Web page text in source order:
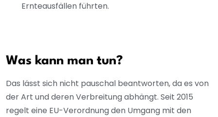
Ernteausfällen führten.
Was kann man tun?
Das lässt sich nicht pauschal beantworten, da es von
der Art und deren Verbreitung abhängt. Seit 2015
regelt eine EU-Verordnung den Umgang mit den